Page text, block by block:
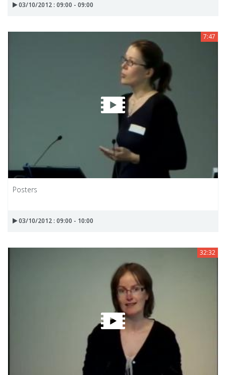
03/10/2012 : 09:00 - 09:00
7:47
Posters
03/10/2012 : 09:00 - 10:00
32:32